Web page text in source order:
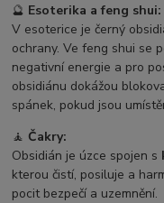
🔮 Esoterika a feng shui:
V esoterice je černý
ochrany. Ve feng shui se
negativní energie a pro
obsidiánu dokážou
spánek, pokud jsou
🧘 Čakry:
Obsidián je úzce spojen s
kterou čistí, posiluje a
pocit bezpečí a uzemnění.